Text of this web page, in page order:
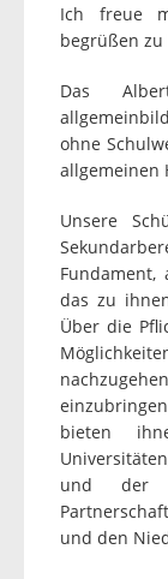
Ich freue
begrüßen zu
Das
ohne
allgemeinen
Unsere
das zu
Über die
bieten
und der
und den